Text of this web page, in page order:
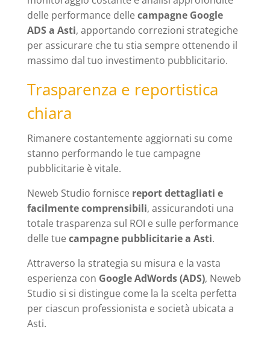
delle performance dellecampagne Google
ADS a Asti, apportando correzioni strategiche
per assicurare che tu stia sempre ottenendo il
massimo dal tuo investimento pubblicitario.
Trasparenza e reportistica
chiara
Rimanere costantemente aggiornati su come
stanno performando le tue campagne
pubblicitarie è vitale.
Neweb Studio fornisce report dettagliati e
facilmente comprensibili, assicurandoti una
totale trasparenza sul ROI e sulle performance
delle tuecampagne pubblicitarie a Asti.
Attraverso la strategia su misura e la vasta
esperienza con Google AdWords (ADS), Neweb
Studio si si distingue come la la scelta perfetta
per ciascun professionista e società ubicata a
Asti.